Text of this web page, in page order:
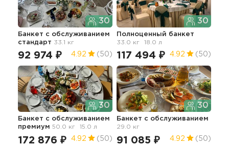
30
Банкет с обслуживанием
стандарт 33.1 кг
92 974 ₽ 4.92 (50)
30
Полноценный банкет
33.0 кг
18.0 л
117 494 ₽ 4.92 (50)
30
Банкет с обслуживанием
премиум 50.0 кг 15.0 л
172 876 ₽ 4.92 (50)
30
Банкет с обслуживанием
29.0 кг
91 085 ₽ 4.92 (50)